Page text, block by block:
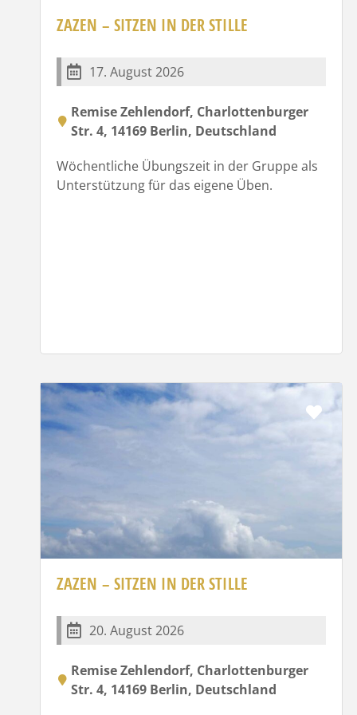
ZAZEN – SITZEN IN DER STILLE
17. August 2026
Remise Zehlendorf, Charlottenburger
Str. 4, 14169 Berlin, Deutschland
Wöchentliche Übungszeit in der Gruppe als
Unterstützung für das eigene Üben.
ZAZEN – SITZEN IN DER STILLE
20. August 2026
Remise Zehlendorf, Charlottenburger
Str. 4, 14169 Berlin, Deutschland